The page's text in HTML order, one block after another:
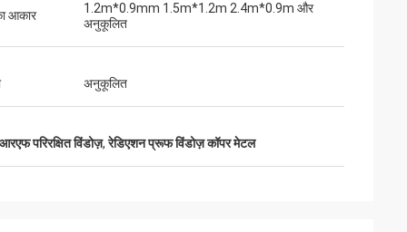
आकार
1.2m*0.9mm 1.5m*1.2m 2.4m*0.9m और
अनुकूलित
अनुकूलित
परिरक्षित विंडोज़,रेडिएशन प्रूफ विंडोज़ कॉपर मेटल